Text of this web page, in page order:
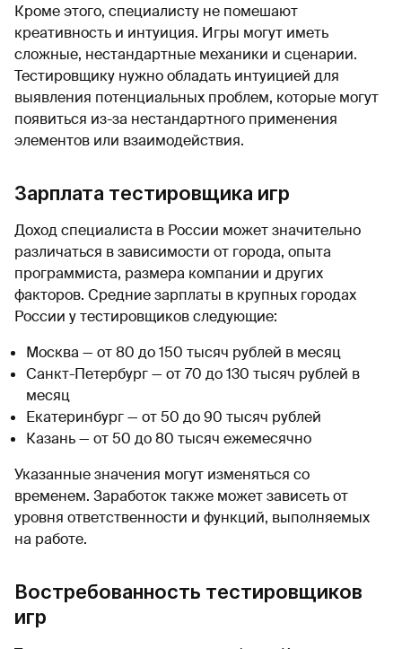
Кроме этого, специалисту не помешают
креативность и интуиция. Игры могут иметь
сложные, нестандартные механики и сценарии.
Тестировщику нужно обладать интуицией для
выявления потенциальных проблем, которые могут
появиться из-за нестандартного применения
элементов или взаимодействия.
Зарплата тестировщика игр
Доход специалиста в России может значительно
различаться в зависимости от города, опыта
программиста, размера компании и других
факторов. Средние зарплаты в крупных городах
России у тестировщиков следующие:
Москва — от 80 до 150 тысяч рублей в месяц
Санкт-Петербург — от 70 до 130 тысяч рублей в
месяц
Екатеринбург — от 50 до 90 тысяч рублей
Казань — от 50 до 80 тысяч ежемесячно
Указанные значения могут изменяться со
временем. Заработок также может зависеть от
уровня ответственности и функций, выполняемых
на работе.
Востребованность тестировщиков
игр